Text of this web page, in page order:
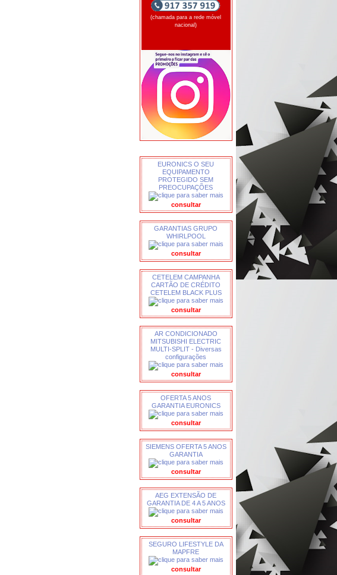
(chamada para a rede móvel
nacional)
EURONICS O SEU
EQUIPAMENTO
PROTEGIDO SEM
PREOCUPAÇÕES
consultar
GARANTIAS GRUPO
WHIRLPOOL
consultar
CETELEM CAMPANHA
CARTÃO DE CRÉDITO
CETELEM BLACK PLUS
consultar
AR CONDICIONADO
MITSUBISHI ELECTRIC
MULTI-SPLIT - Diversas
configurações
consultar
OFERTA 5 ANOS
GARANTIA EURONICS
consultar
SIEMENS OFERTA 5 ANOS
GARANTIA
consultar
AEG EXTENSÃO DE
GARANTIA DE 4 A 5 ANOS
consultar
SEGURO LIFESTYLE DA
MAPFRE
consultar